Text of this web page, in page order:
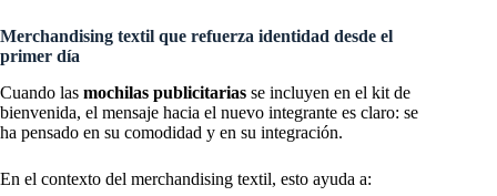
Merchandising textil que refuerza identidad desde el
primer día
Cuando las mochilas publicitarias se incluyen en el kit de
bienvenida, el mensaje hacia el nuevo integrante es claro: se
ha pensado en su comodidad y en su integración.
En el contexto del merchandising textil, esto ayuda a: